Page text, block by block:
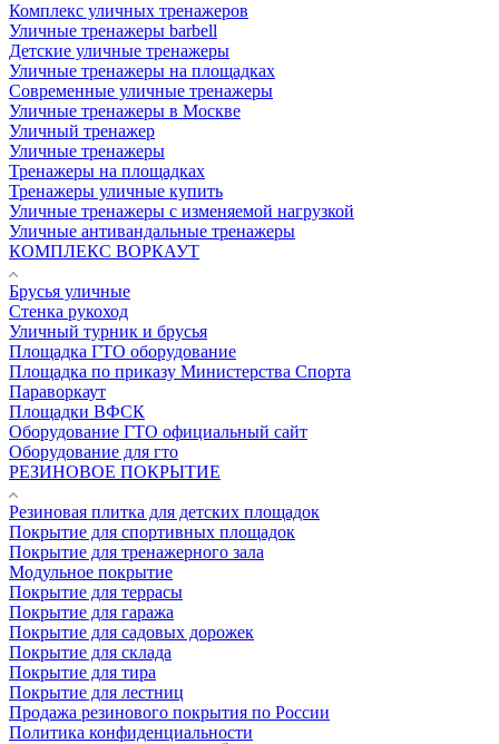
Комплекс уличных тренажеров
Уличные тренажеры barbell
Детские уличные тренажеры
Уличные тренажеры на площадках
Современные уличные тренажеры
Уличные тренажеры в Москве
Уличный тренажер
Уличные тренажеры
Тренажеры на площадках
Тренажеры уличные купить
Уличные тренажеры с изменяемой нагрузкой
Уличные антивандальные тренажеры
КОМПЛЕКС ВОРКАУТ
Брусья уличные
Стенка рукоход
Уличный турник и брусья
Площадка ГТО оборудование
Площадка по приказу Министерства Спорта
Параворкаут
Площадки ВФСК
Оборудование ГТО официальный сайт
Оборудование для гто
РЕЗИНОВОЕ ПОКРЫТИЕ
Резиновая плитка для детских площадок
Покрытие для спортивных площадок
Покрытие для тренажерного зала
Модульное покрытие
Покрытие для террасы
Покрытие для гаража
Покрытие для садовых дорожек
Покрытие для склада
Покрытие для тира
Покрытие для лестниц
Продажа резинового покрытия по России
Политика конфиденциальности